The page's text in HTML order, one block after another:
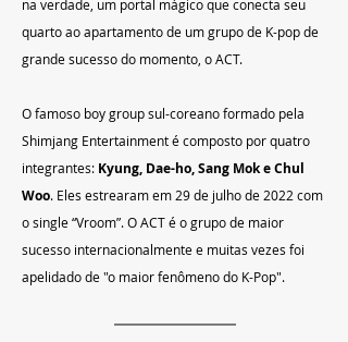
na verdade, um portal mágico que conecta seu
quarto ao apartamento de um grupo de K-pop de
grande sucesso do momento, o ACT.
O famoso boy group sul-coreano formado pela
Shimjang Entertainment é composto por quatro
integrantes: Kyung, Dae-ho, Sang Mok e Chul
Woo. Eles estrearam em 29 de julho de 2022 com
o single “Vroom”. O ACT é o grupo de maior
sucesso internacionalmente e muitas vezes foi
apelidado de "o maior fenômeno do K-Pop".